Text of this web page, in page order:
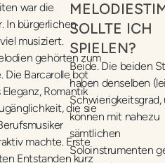
war die
In bürgerlichen
musiziert.
gehörten zum
Die Barcarolle bot
Romantik
die sie
machte. Erste
Entstanden kurz
SOLLTE ICH
SPIELEN?
Beide. Die beiden
haben denselben
Schwierigkeitsgrad,
können mit nahezu
sämtlichen
Soloinstrumenten